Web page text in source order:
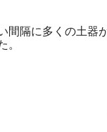
隔に多くの土器
。